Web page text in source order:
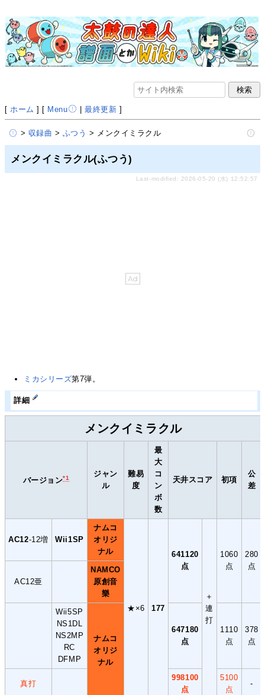
[ ホーム ] [ Menu |最終更新 ]
> 収録曲 > ふつう > メンクイミラクル
メンクイミラクル(ふつう)
Last-modified: 2026-05-20 (水) 12:52:57
ミカシリーズ第7弾。
詳細
メンクイミラクル
バージョン*1
ジャン
ル
難易
度
最
大
コ
ン
ボ
数
天井スコア 初項
公
差
AC12-12増 Wii1SP
ナムコ
オリジ
ナル
★×6 177
641120
点
＋
連
打
1060
点
280
点
AC12亜
NAMCO
原創音
樂
Wii5SP
NS1DL
NS2MP
RC
DFMP
ナムコ
オリジ
ナル
647180
点
1110
点
378
点
真打
998100
点
5100
点
-